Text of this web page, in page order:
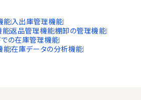
能入出庫管理機能
能返品管理機能棚卸の管理機能
での在庫管理機能
能在庫データの分析機能